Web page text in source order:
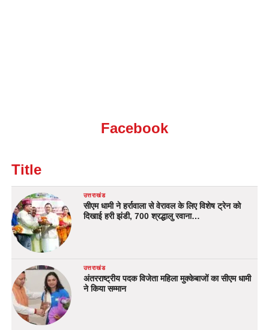
Facebook
Title
उत्तराखंड
सीएम धामी ने हर्रावाला से वेरावल के लिए विशेष ट्रेन को
दिखाई हरी झंडी, 700 श्रद्धालु रवाना…
उत्तराखंड
अंतरराष्ट्रीय पदक विजेता महिला मुक्केबाजों का सीएम धामी
ने किया सम्मान